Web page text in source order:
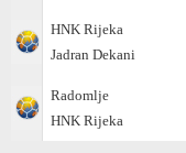
HNK Rijeka
Jadran Dekani
Radomlje
HNK Rijeka